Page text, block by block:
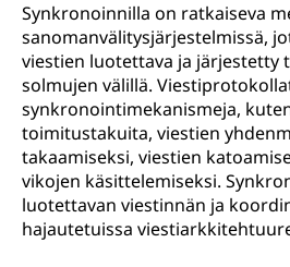
Synkronoinnilla on ratkaiseva
sanomanvälitysjärjestelmissä,
viestien luotettava ja järjestetty
solmujen välillä.
synkronointimekanismeja,
toimitustakuita, viestien
takaamiseksi, viestien
vikojen käsittelemiseksi.
luotettavan viestinnän ja
hajautetuissa